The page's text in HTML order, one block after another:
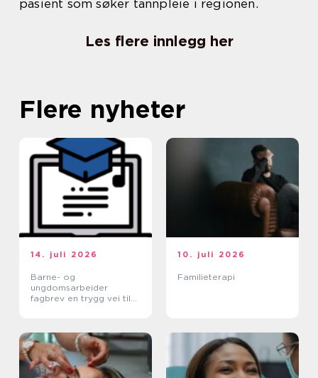
pasient som søker tannpleie i regionen.
Les flere innlegg her
Flere nyheter
14. juli 2026
Barne- og
ungdomsarbeider
fagbrev en trygg vei til
10. juli 2026
Familieterapi